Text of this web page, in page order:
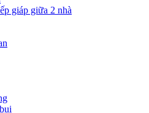
giáp giữa 2 nhà